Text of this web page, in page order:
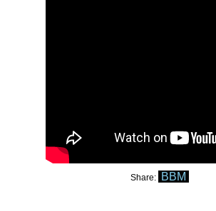
Share: BBM